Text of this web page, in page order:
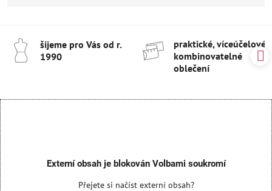
šijeme pro Vás od r​.
1990
praktické, víceúčelové
kombinovatelné
oblečení
Externí obsah je blokován Volbami soukromí
Přejete si načíst externí obsah?